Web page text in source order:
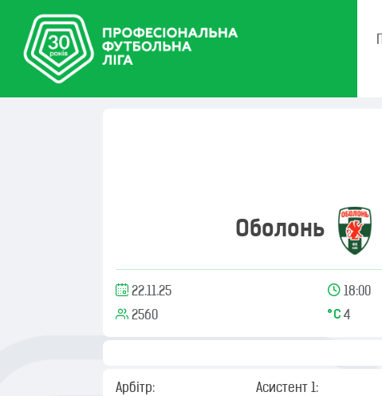
Оболонь
22.11.25 18:00
2560
4
Арбітр:
Асистент 1: